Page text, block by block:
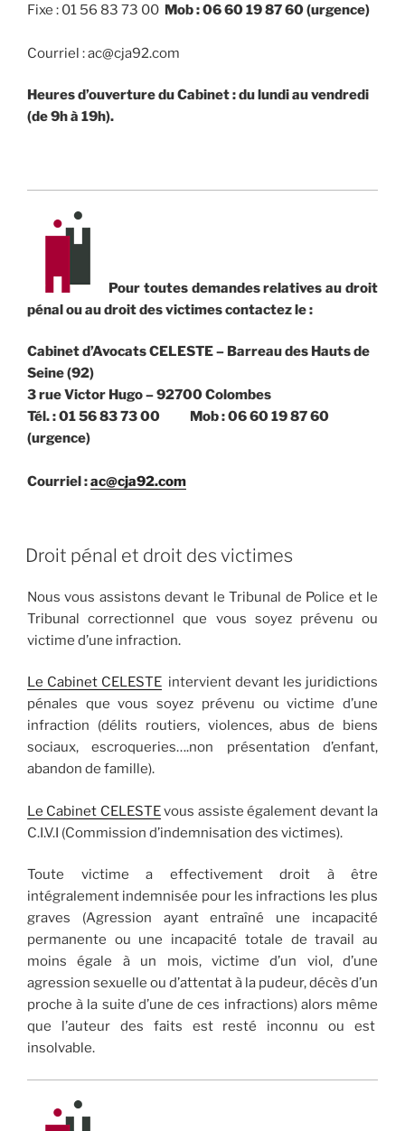
Fixe : 01 56 83 73 00 Mob : 06 60 19 87 60 (urgence)
Courriel : ac@cja92.com
Heures d’ouverture du Cabinet : du lundi au vendredi
(de 9h à 19h).
Pour toutes demandes relatives au droit
pénal ou au droit des victimes contactez le :
Cabinet d’Avocats CELESTE – Barreau des Hauts de
Seine (92)
3 rue Victor Hugo – 92700 Colombes
Tél. : 01 56 83 73 00 Mob : 06 60 19 87 60
(urgence)
Courriel :ac@cja92.com
PUBLIÉ
LE
Droit pénal et droit des victimes
Nous vous assistons devant le Tribunal de Police et le
Tribunal correctionnel que vous soyez prévenu ou
victime d’une infraction.
Le Cabinet CELESTEintervient devant les juridictions
pénales que vous soyez prévenu ou victime d’une
infraction (délits routiers, violences, abus de biens
sociaux, escroqueries….non présentation d’enfant,
abandon de famille).
Le Cabinet CELESTEvous assiste également devant la
C.I.V.I (Commission d’indemnisation des victimes).
Toute victime a effectivement droit à être
intégralement indemnisée pour les infractions les plus
graves (Agression ayant entraîné une incapacité
permanente ou une incapacité totale de travail au
moins égale à un mois, victime d’un viol, d’une
agression sexuelle ou d’attentat à la pudeur, décès d’un
proche à la suite d’une de ces infractions) alors même
que l’auteur des faits est resté inconnu ou est
insolvable.